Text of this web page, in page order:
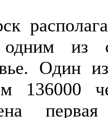
одним из
Один
136000